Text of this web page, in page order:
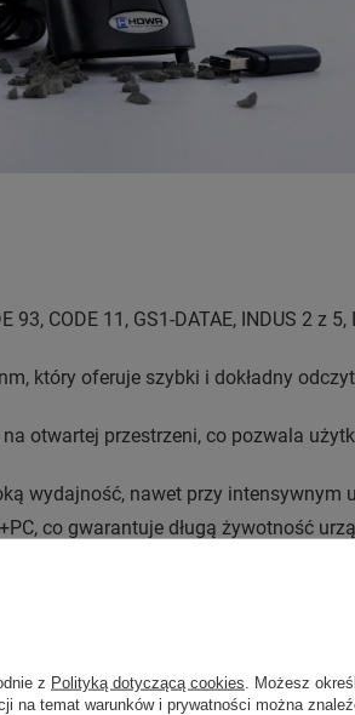
93, CODE 11, GS1-DATAE, INDUS 2 z
który oferuje szybki i dokładny
otwartej przestrzeni, co pozwala
wydajność, nawet przy intensywnym
co gwarantuje długą żywotność
wydłużenie czasu pracy urządzenia,
z Polityką dotyczącą cookies . Możesz
na temat warunków i prywatności można